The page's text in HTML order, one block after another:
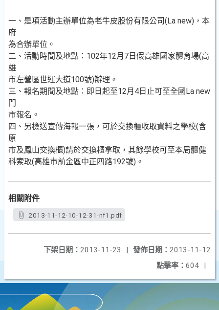
一、是項活動主辦單位為老牛皮股份有限公司(La new)，本
府
為合辦單位。
二、活動時間及地點：102年12月7日假高雄國家體育場(高
雄
市左營區世運大道100號)辦理。
三、報名期間及地點：即日起至12月4日止可至全國La new
門
市報名。
四、另檢送宣傳海報一張，可於交換櫃收取資料之學校(含
原
市及鳳山交換櫃)請於交換櫃拿取，其餘學校可至本局體健
科索取(高雄市前金區中正四路192號)。
相關附件
2013-11-12-10-12-31-nf1.pdf
發佈日期： 2013-11-12
下架日期： 2013-11-23
|
點擊率： 604 |